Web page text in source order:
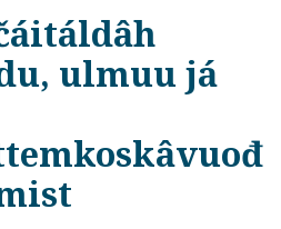
ulmuu já